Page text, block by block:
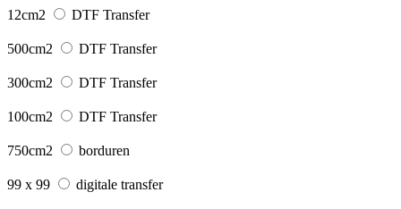
12cm2 DTF Transfer
500cm2 DTF Transfer
300cm2 DTF Transfer
100cm2 DTF Transfer
750cm2 borduren
99 x 99 digitale transfer